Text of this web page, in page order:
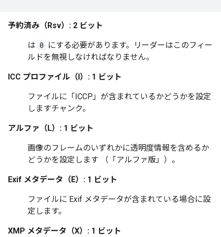
予約済み（Rsv）: 2 ビット
は 0 にする必要があります。リーダーはこのフィー
ルドを無視しなければなりません。
ICC プロファイル（I）: 1 ビット
ファイルに「ICCP」が含まれているかどうかを設定
しますチャンク。
アルファ（L）: 1 ビット
画像のフレームのいずれかに透明度情報を含めるか
どうかを設定します （「アルファ版」）。
Exif メタデータ（E）: 1 ビット
ファイルに Exif メタデータが含まれている場合に設
定します。
XMP メタデータ（X）: 1 ビット